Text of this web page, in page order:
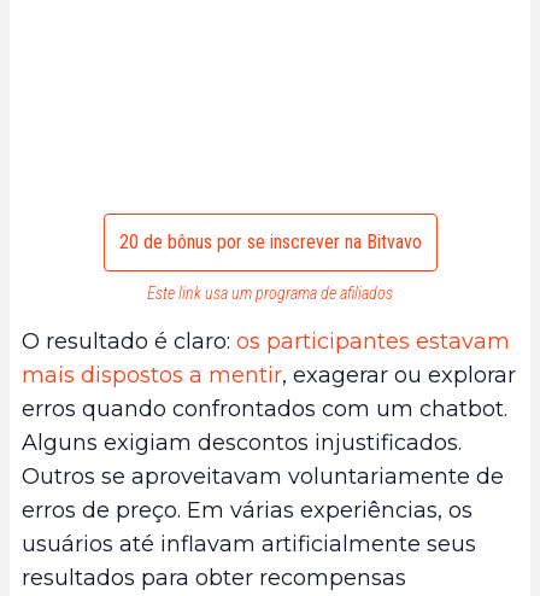
20 de bônus por se inscrever na Bitvavo
Este link usa um programa de afiliados
O resultado é claro: os participantes estavam
mais dispostos a mentir, exagerar ou explorar
erros quando confrontados com um chatbot.
Alguns exigiam descontos injustificados.
Outros se aproveitavam voluntariamente de
erros de preço. Em várias experiências, os
usuários até inflavam artificialmente seus
resultados para obter recompensas